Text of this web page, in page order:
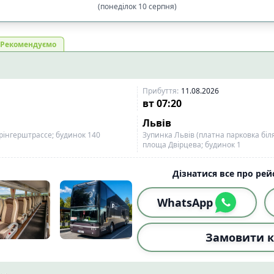
Спочатку вечірні
Від більшої до меншої
5 ☀️Вдень (12:00-17:59) 🌆
0
Вдень (12:00-17:59) 3 🌆
(понеділок 10 серпня)
Рекомендуємо
Прибуття: 11.08.2026
вт 07:20
Львів
будинок 140
Зупинка Львів (платна парковка
площа Двірцева; будинок 1
Дізнатися все про
WhatsApp
Замовити